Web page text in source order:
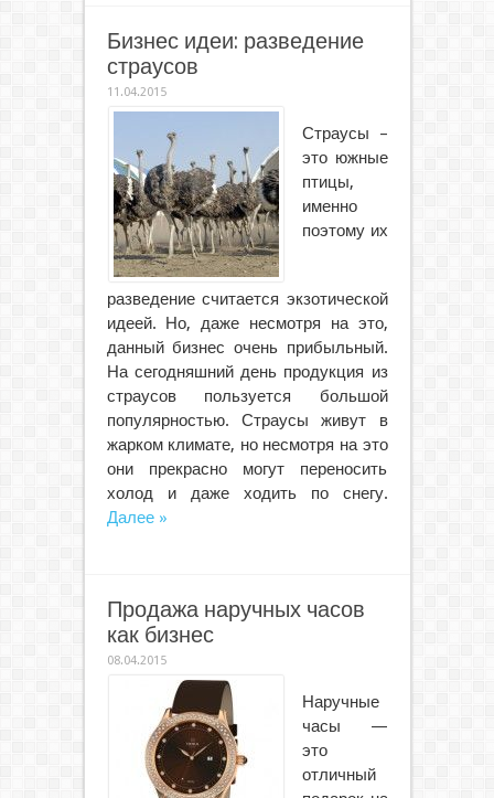
Бизнес идеи: разведение
страусов
11.04.2015
Страусы –
это южные
птицы,
именно
поэтому их
разведение считается экзотической
идеей. Но, даже несмотря на это,
данный бизнес очень прибыльный.
На сегодняшний день продукция из
страусов пользуется большой
популярностью. Страусы живут в
жарком климате, но несмотря на это
они прекрасно могут переносить
холод и даже ходить по снегу.
Далее »
Продажа наручных часов
как бизнес
08.04.2015
Наручные
часы —
это
отличный